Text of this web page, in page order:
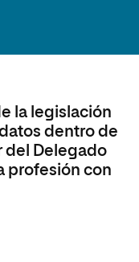
la legislación
dentro de
del Delegado
profesión con